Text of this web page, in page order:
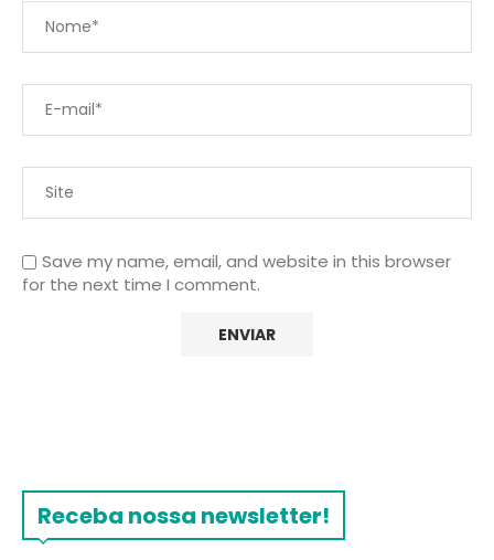
Save my name, email, and website in this browser
for the next time I comment.
Receba nossa newsletter!